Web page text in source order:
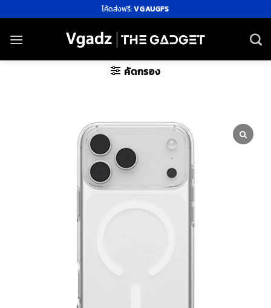
ไป
ยัง
โค้ดส่งฟรี:VGAUGFS
คัดกรอง